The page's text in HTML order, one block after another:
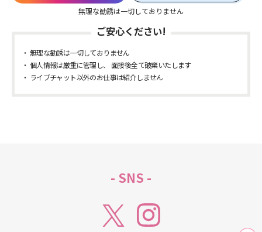
無理な勧誘は一切しておりません
ご安心ください!
無理な勧誘は一切しておりません
個人情報は厳重に管理し、 面接後全て破棄いたします
ライブチャット以外のお仕事は紹介しません
- SNS -